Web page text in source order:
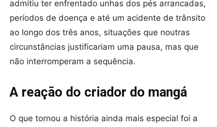
admitiu ter enfrentado unhas dos pés arrancadas,
períodos de doença e até um acidente de trânsito
ao longo dos três anos, situações que noutras
circunstâncias justificariam uma pausa, mas que
não interromperam a sequência.
A reação do criador do mangá
O que tornou a história ainda mais especial foi a